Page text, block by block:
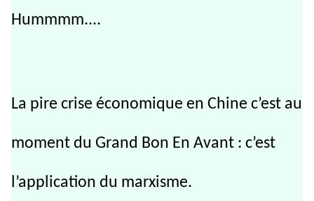
Hummmm....
La pire crise économique en Chine c’est au
moment du Grand Bon En Avant : c’est
l’application du marxisme.